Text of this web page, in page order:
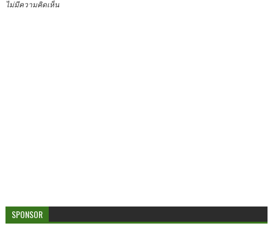
ไม่มีความคิดเห็น
SPONSOR